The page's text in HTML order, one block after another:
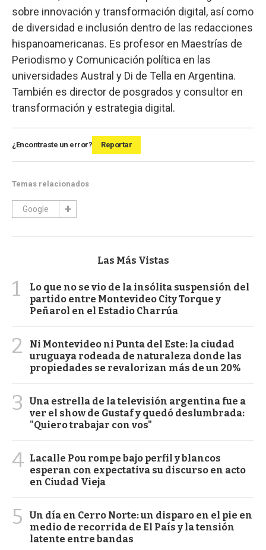
sobre innovación y transformación digital, así como
de diversidad e inclusión dentro de las redacciones
hispanoamericanas. Es profesor en Maestrías de
Periodismo y Comunicación política en las
universidades Austral y Di de Tella en Argentina.
También es director de posgrados y consultor en
transformación y estrategia digital.
¿Encontraste un error? Reportar
Temas relacionados
Google
Las Más Vistas
1
Lo que no se vio de la insólita suspensión del
partido entre Montevideo City Torque y
Peñarol en el Estadio Charrúa
2
Ni Montevideo ni Punta del Este: la ciudad
uruguaya rodeada de naturaleza donde las
propiedades se revalorizan más de un 20%
3
Una estrella de la televisión argentina fue a
ver el show de Gustaf y quedó deslumbrada:
"Quiero trabajar con vos"
4 Lacalle Pou rompe bajo perfil y blancos
esperan con expectativa su discurso en acto
en Ciudad Vieja
5
Un día en Cerro Norte: un disparo en el pie en
medio de recorrida de El País y la tensión
latente entre bandas